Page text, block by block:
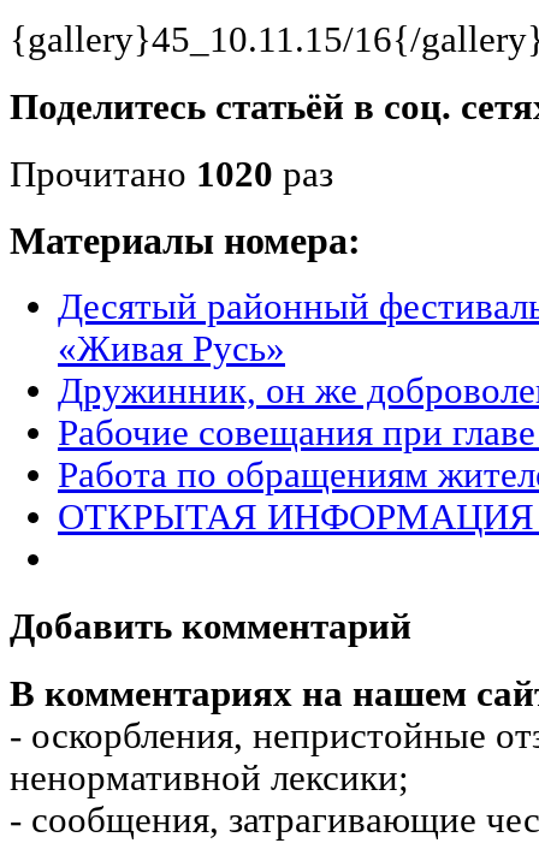
{gallery}45_10.11.15/16{/
Поделитесь статьёй в соц.
Прочитано 1020 раз
Материалы номера:
Десятый районный
«Живая Русь»
Дружинник, он же
Рабочие совещания при
Работа по обращениям
ОТКРЫТАЯ ИНФОРМАЦИЯ
Добавить комментарий
В комментариях на нашем
- оскорбления, непристойные
ненормативной лексики;
- сообщения, затрагивающие